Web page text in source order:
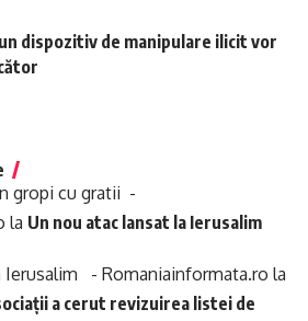
dispozitiv de manipulare ilicit vor
gropi cu gratii -
la Un nou atac lansat la Ierusalim
Ierusalim - Romaniainformata.ro la
a cerut revizuirea listei de